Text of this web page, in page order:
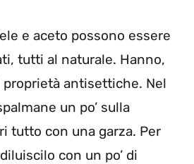
e aceto possono essere
tutti al naturale. Hanno,
antisettiche. Nel
un po’ sulla
tutto con una garza. Per
con un po’ di